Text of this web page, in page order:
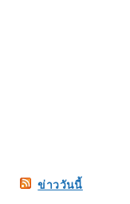
ข่าววันนี้